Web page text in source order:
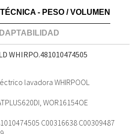
- PESO / VOLUMEN
WHIRPO.481010474505
lavadora WHIRPOOL
WOR16154OE
C00316638 C00309487